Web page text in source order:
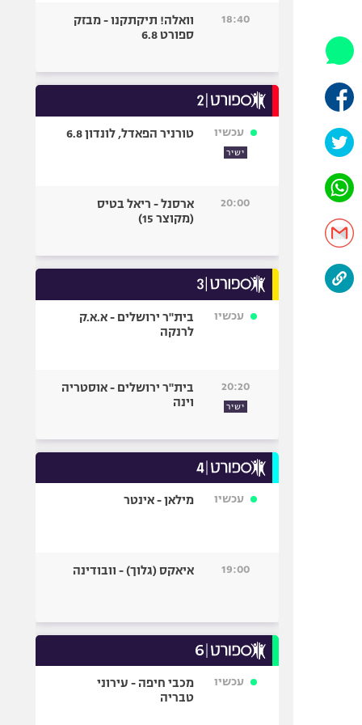
אופניים
כדורמים
פוטבול אמריקאי NFL
גיימינג E-Sports
18:40
וואלה! תיקתקנו - מבזק
ספורט 6.8
עכשיו
ישיר
טורניר הפאדל, לונדון 6.8
20:00
ארסנל - ריאל בטיס
(מקוצר 15)
עכשיו
בית"ר ירושלים - א.א.ק
לרנקה
20:20
ישיר
בית"ר ירושלים - אוסטריה
וינה
עכשיו מילאן - אינטר
19:00 איאקס (גלוך) - וובודינה
עכשיו
מכבי חיפה - עירוני
טבריה